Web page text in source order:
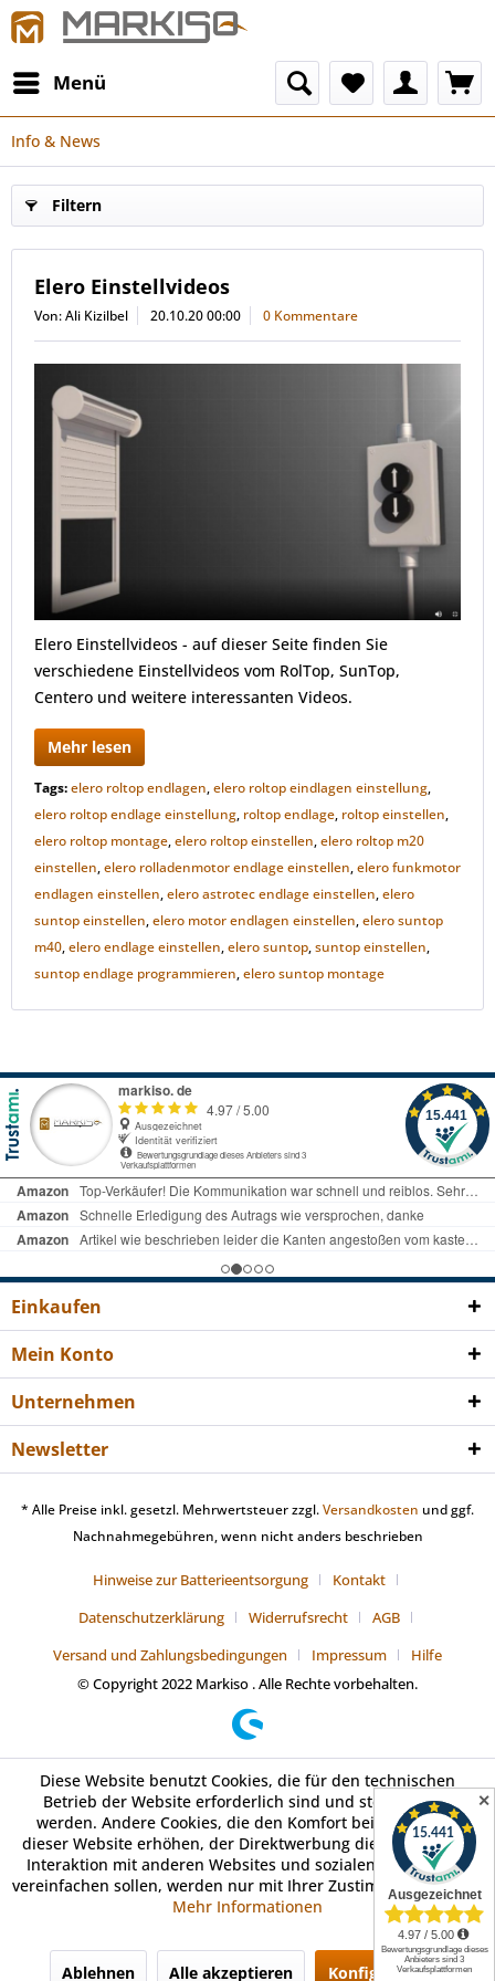
Menü
Info & News
Filtern
Elero Einstellvideos
Von: Ali Kizilbel 20.10.20 00:00 0 Kommentare
Elero Einstellvideos - auf dieser Seite finden Sie
verschiedene Einstellvideos vom RolTop, SunTop,
Centero und weitere interessanten Videos.
Mehr lesen
Tags:elero roltop endlagen,elero roltop eindlagen einstellung,
elero roltop endlage einstellung, roltop endlage, roltop einstellen,
elero roltop montage,elero roltop einstellen,elero roltop m20
einstellen,elero rolladenmotor endlage einstellen,elero funkmotor
endlagen einstellen,elero astrotec endlage einstellen,elero
suntop einstellen,elero motor endlagen einstellen,elero suntop
m40,elero endlage einstellen,elero suntop,suntop einstellen,
suntop endlage programmieren,elero suntop montage
✕
Einkaufen
Mein Konto
Unternehmen
Newsletter
* Alle Preise inkl. gesetzl. Mehrwertsteuer zzgl.Versandkosten und ggf.
Nachnahmegebühren, wenn nicht anders beschrieben
Hinweise zur Batterieentsorgung
Kontakt
Datenschutzerklärung
Widerrufsrecht
AGB
Versand und Zahlungsbedingungen
Impressum
Hilfe
© Copyright 2022 Markiso . Alle Rechte vorbehalten.
Diese Website benutzt Cookies, die für den technischen
Betrieb der Website erforderlich sind und stets gesetzt
werden. Andere Cookies, die den Komfort bei Benutzung
dieser Website erhöhen, der Direktwerbung dienen oder die
Interaktion mit anderen Websites und sozialen Netzwerken
vereinfachen sollen, werden nur mit Ihrer Zustimmung gesetzt.
Mehr Informationen
Ablehnen Alle akzeptieren Konfigurieren